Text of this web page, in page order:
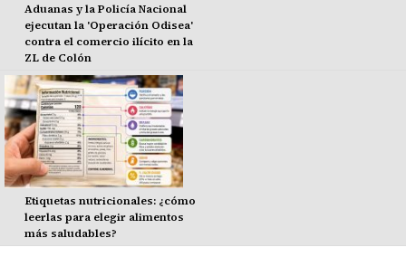
Aduanas y la Policía Nacional
ejecutan la 'Operación Odisea'
contra el comercio ilícito en la
ZL de Colón
Etiquetas nutricionales: ¿cómo
leerlas para elegir alimentos
más saludables?